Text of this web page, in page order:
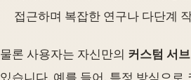
접근하며 복잡한 연구나 다단계
물론 사용자는 자신만의 커스텀 서